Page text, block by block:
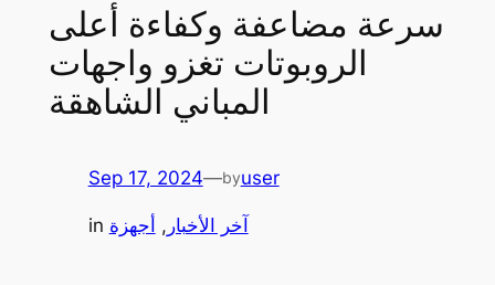
سرعة مضاعفة وكفاءة أعلى
الروبوتات تغزو واجهات
المباني الشاهقة
Sep 17, 2024—byuser
in آخر الأخبار , أجهزة